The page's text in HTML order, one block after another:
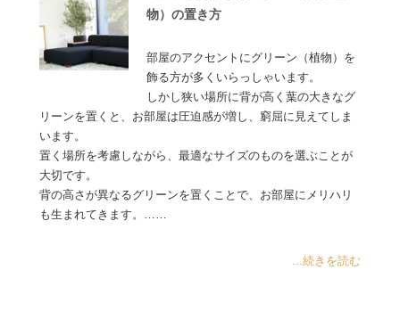
物）の置き方
部屋のアクセントにグリーン（植物）を
飾る方が多くいらっしゃいます。
しかし狭い場所に背が高く葉の大きなグ
リーンを置くと、お部屋は圧迫感が増し、窮屈に見えてしま
います。
置く場所を考慮しながら、最適なサイズのものを選ぶことが
大切です。
背の高さが異なるグリーンを置くことで、お部屋にメリハリ
も生まれてきます。……
...続きを読む